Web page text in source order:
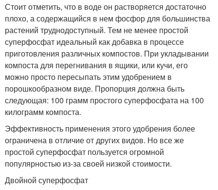
Стоит отметить, что в воде он растворяется достаточно
плохо, а содержащийся в нем фосфор для большинства
растений труднодоступный. Тем не менее простой
суперфосфат идеальный как добавка в процессе
приготовления различных компостов. При укладывании
компоста для перегнивания в ящики, или кучи, его
можно просто пересыпать этим удобрением в
порошкообразном виде. Пропорция должна быть
следующая: 100 грамм простого суперфосфата на 100
килограмм компоста.
Эффективность применения этого удобрения более
ограничена в отличие от других видов. Но все же
простой суперфосфат пользуется огромной
популярностью из-за своей низкой стоимости.
Двойной суперфосфат